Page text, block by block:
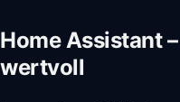
Home Assistant
wertvoll